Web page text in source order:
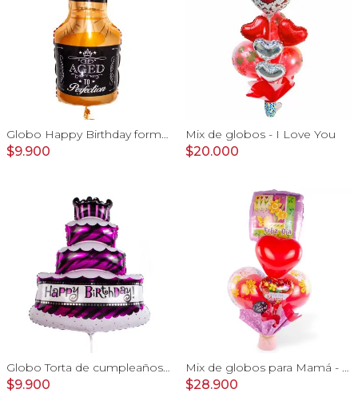
Globo Happy Birthday forma de Botella de Whisky
$9.900
Mix de globos - I Love You
$20.000
Globo Torta de cumpleaños - Happy Birthday 55 cm
$9.900
Mix de globos para Mamá - Arreglo de globos con motivo del día de las madres
$28.900